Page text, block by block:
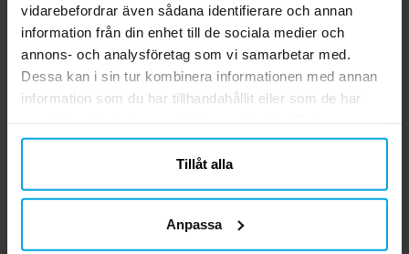
vidarebefordrar även sådana identifierare och annan
information från din enhet till de sociala medier och
annons- och analysföretag som vi samarbetar med.
Dessa kan i sin tur kombinera informationen med annan
information som du har tillhandahållit eller som de har
närsomhelst ändra ditt samtycke.
Tillåt alla
Anpassa
4 månader sedan
ND
Natasha D